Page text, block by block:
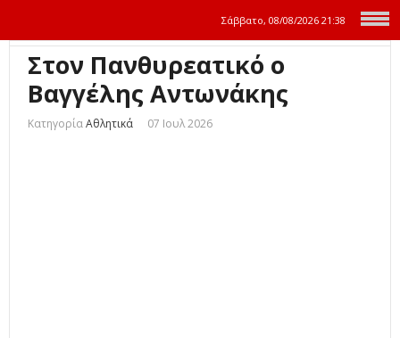
Σάββατο, 08/08/2026 21:38
Στον Πανθυρεατικό ο
Βαγγέλης Αντωνάκης
ΚατηγορίαΑθλητικά 07 Ιουλ 2026